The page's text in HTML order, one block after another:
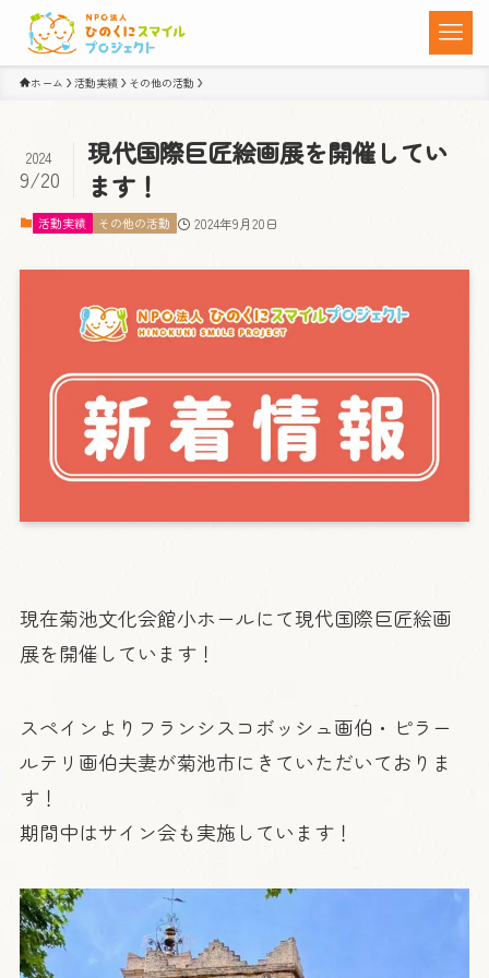
ホーム 活動実績 その他の活動
現代国際巨匠絵画展を開催してい
ます！
2024
9/20
活動実績 その他の活動 2024年9月20日
現在菊池文化会館小ホールにて現代国際巨匠絵画
展を開催しています！
スペインよりフランシスコボッシュ画伯・ピラー
ルテリ画伯夫妻が菊池市にきていただいておりま
す！
期間中はサイン会も実施しています！